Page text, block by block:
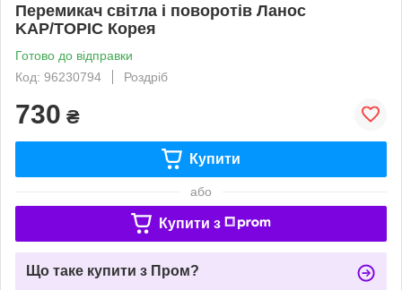
Перемикач світла і поворотів Ланос
KAP/TOPIC Корея
Готово до відправки
Код: 96230794
Роздріб
730 ₴
Купити
або
Купити з
Що таке купити з Пром?